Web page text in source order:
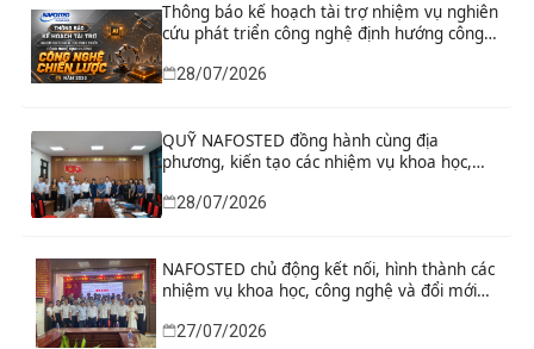
Thông báo kế hoạch tài trợ nhiệm vụ nghiên
cứu phát triển công nghệ định hướng công
nghệ chiến lược năm 2026
28/07/2026
QUỸ NAFOSTED đồng hành cùng địa
phương, kiến tạo các nhiệm vụ khoa học,
phát triển thực tiễn
28/07/2026
NAFOSTED chủ động kết nối, hình thành các
nhiệm vụ khoa học, công nghệ và đổi mới
Bình
27/07/2026